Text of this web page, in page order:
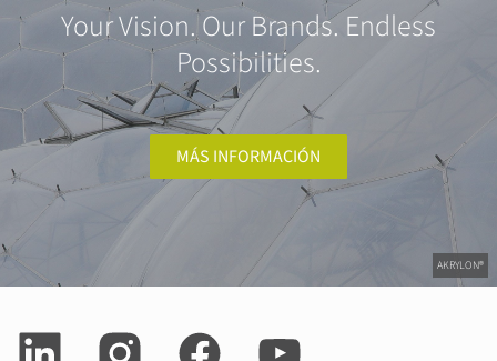
AKRYLON®
Your Vision. Our Brands. Endless
Possibilities.
MÁS INFORMACIÓN